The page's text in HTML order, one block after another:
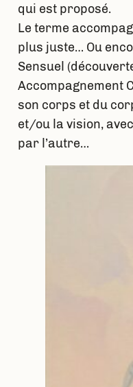
qui est proposé.
Le terme
plus juste… Ou
Sensuel
Accompagnement
son corps et du
et/ou la vision,
par l’autre…